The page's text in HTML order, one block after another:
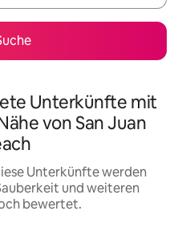
Unterkünfte mit
von San Juan
Unterkünfte werden
und weiteren
bewertet.